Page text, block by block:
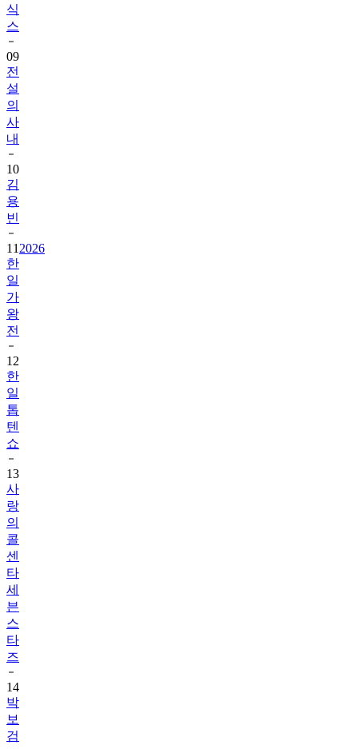
식
스
09
전
설
의
사
내
10
김
용
빈
11 2026
한
일
가
왕
전
12
한
일
톱
텐
쇼
13
사
랑
의
콜
센
타
세
븐
스
타
즈
14
박
보
검